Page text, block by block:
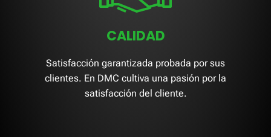
CALIDAD
Satisfacción garantizada probada por sus
clientes. En DMC cultiva una pasión por la
satisfacción del cliente.